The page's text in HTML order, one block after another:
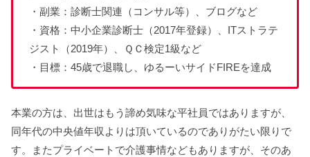
・副業：診断士関連（コンサル等）、ブログなど
・資格：中小企業診断士（2017年登録）、ITストラテ
ジスト（2019年）、ＱＣ検定1級など
・目標：45歳で退職し、ゆるーいサイドFIREを達成
本業の方は、出世はもう諦め気味な平社員ではありますが、
同年代の中央値年収よりは頂いているのでありがたい限りで
す。またプライベートで介護事情などもありますが、そのあ